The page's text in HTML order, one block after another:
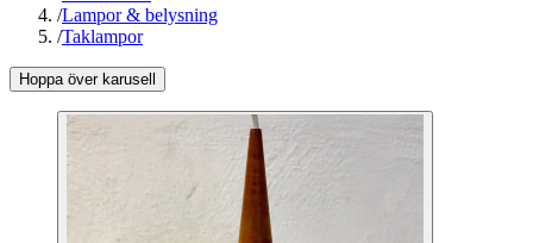
/Lampor & belysning
/Taklampor
Hoppa över karusell